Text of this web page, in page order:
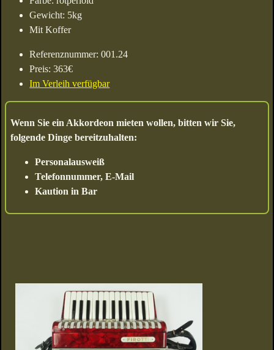
Gewicht: 5kg
Mit Koffer
Referenznummer: 001.24
Preis: 363€
Im Verleih verfügbar
Wenn Sie ein Akkordeon mieten wollen, bitten wir Sie,
folgende Dinge bereitzuhalten:
Personalausweiß
Telefonnummer, E-Mail
Kaution in Bar